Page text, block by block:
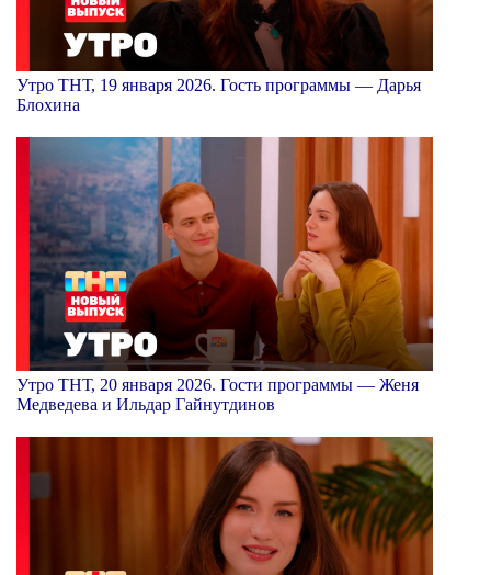
Утро ТНТ, 19 января 2026. Гость программы — Дарья
Блохина
Утро ТНТ, 20 января 2026. Гости программы — Женя
Медведева и Ильдар Гайнутдинов